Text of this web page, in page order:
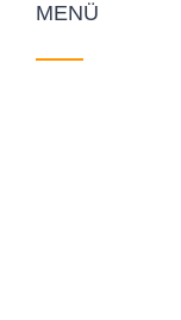
MENÜ